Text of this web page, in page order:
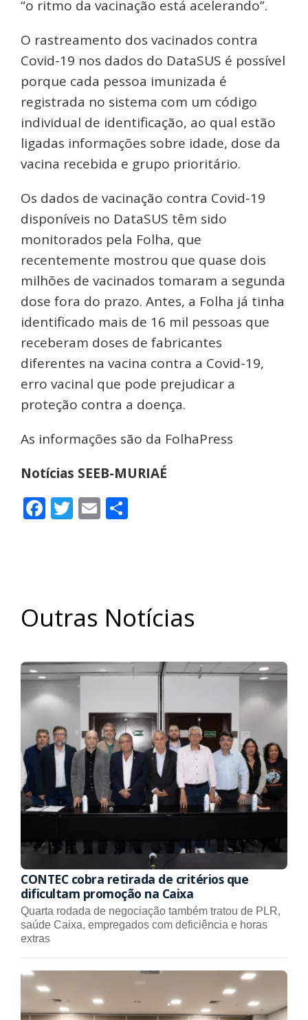
“o ritmo da vacinação está acelerando”.
O rastreamento dos vacinados contra
Covid-19 nos dados do DataSUS é possível
porque cada pessoa imunizada é
registrada no sistema com um código
individual de identificação, ao qual estão
ligadas informações sobre idade, dose da
vacina recebida e grupo prioritário.
Os dados de vacinação contra Covid-19
disponíveis no DataSUS têm sido
monitorados pela Folha, que
recentemente mostrou que quase dois
milhões de vacinados tomaram a segunda
dose fora do prazo. Antes, a Folha já tinha
identificado mais de 16 mil pessoas que
receberam doses de fabricantes
diferentes na vacina contra a Covid-19,
erro vacinal que pode prejudicar a
proteção contra a doença.
As informações são da FolhaPress
Notícias SEEB-MURIAÉ
Facebook
Twitter
Email
Outras Notícias
CONTEC cobra retirada de critérios que
dificultam promoção na Caixa
Quarta rodada de negociação também tratou de PLR,
saúde Caixa, empregados com deficiência e horas
extras